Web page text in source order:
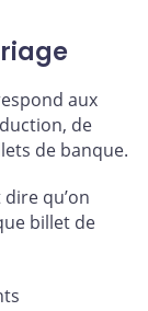
aux
de
de banque.
qu’on
billet de